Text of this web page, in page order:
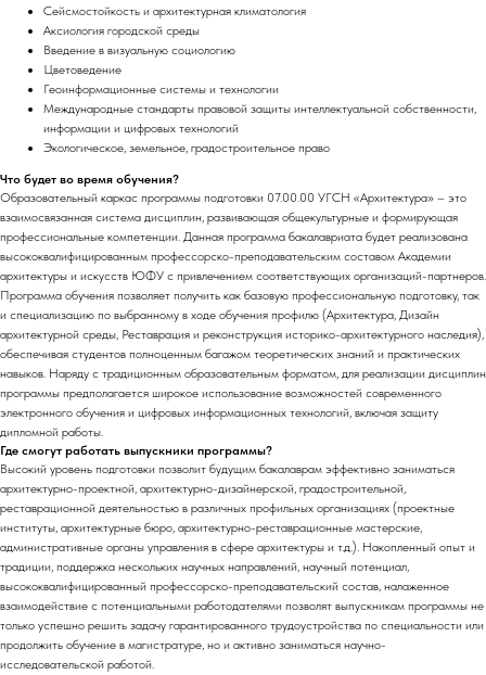
Сейсмостойкость и архитектурная климатология
Аксиология городской среды
Введение в визуальную социологию
Цветоведение
Геоинформационные системы и технологии
Международные стандарты правовой защиты интеллектуальной собственности,
информации и цифровых технологий
Экологическое, земельное, градостроительное право
Что будет во время обучения?
Образовательный каркас программы подготовки 07.00.00 УГСН «Архитектура» – это
взаимосвязанная система дисциплин, развивающая общекультурные и формирующая
профессиональные компетенции. Данная программа бакалавриата будет реализована
высококвалифицированным профессорско-преподавательским составом Академии
архитектуры и искусств ЮФУ с привлечением соответствующих организаций-партнеров.
Программа обучения позволяет получить как базовую профессиональную подготовку, так
и специализацию по выбранному в ходе обучения профилю (Архитектура, Дизайн
архитектурной среды, Реставрация и реконструкция историко-архитектурного наследия),
обеспечивая студентов полноценным багажом теоретических знаний и практических
навыков. Наряду с традиционным образовательным форматом, для реализации дисциплин
программы предполагается широкое использование возможностей современного
электронного обучения и цифровых информационных технологий, включая защиту
дипломной работы.
Где смогут работать выпускники программы?
Высокий уровень подготовки позволит будущим бакалаврам эффективно заниматься
архитектурно-проектной, архитектурно-дизайнерской, градостроительной,
реставрационной деятельностью в различных профильных организациях (проектные
институты, архитектурные бюро, архитектурно-реставрационные мастерские,
административные органы управления в сфере архитектуры и т.д.). Накопленный опыт и
традиции, поддержка нескольких научных направлений, научный потенциал,
высококвалифицированный профессорско-преподавательский состав, налаженное
взаимодействие с потенциальными работодателями позволят выпускникам программы не
только успешно решить задачу гарантированного трудоустройства по специальности или
продолжить обучение в магистратуре, но и активно заниматься научно-
исследовательской работой.